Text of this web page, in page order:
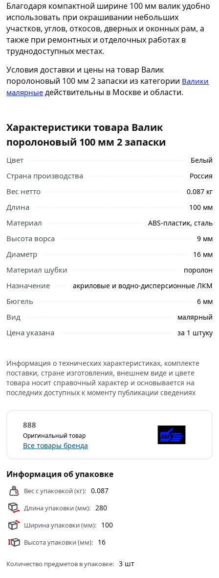
Благодаря компактной ширине 100 мм валик удобно
использовать при окрашивании небольших
участков, углов, откосов, дверных и оконных рам, а
также при ремонтных и отделочных работах в
труднодоступных местах.
Условия доставки и цены на товар Валик
поролоновый 100 мм 2 запаски из категории Валики
малярные действительны в Москве и области.
Характеристики товара Валик
поролоновый 100 мм 2 запаски
Цвет Белый
Страна производства Россия
Вес нетто 0.087 кг
Длина 100 мм
Материал ABS-пластик, сталь
Высота ворса 9 мм
Диаметр 16 мм
Материал шубки поролон
Назначение акриловые и водно-дисперсионные ЛКМ
Бюгель 6 мм
Вид малярный
Цена указана за 1 штуку
Информация о технических характеристиках, комплекте
поставки, стране изготовления, внешнем виде и цвете
товара носит справочный характер и основывается на
последних доступных к моменту публикации сведениях
888
Оригинальный товар
Все товары бренда
Информация об упаковке
Вес с упаковкой (кг): 0.087
Длина упаковки (мм): 280
Ширина упаковки (мм): 100
Высота упаковки (мм): 16
Количество предметов в упаковке: 3 шт